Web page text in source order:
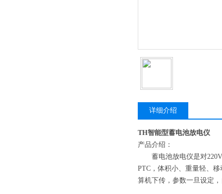
详细介绍
TH智能型蓄电池放电仪
产品介绍：
蓄电池放电仪是对220V
PTC，体积小、重量轻、
算机下传，参数一旦设定